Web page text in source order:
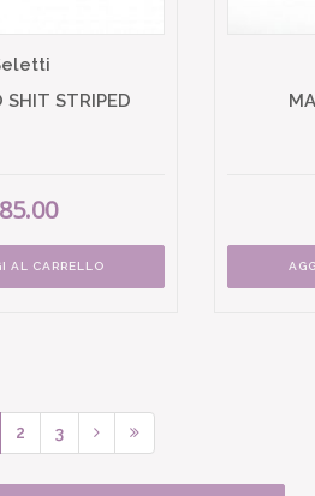
SHIT STRIPED
AL CARRELLO
2 3